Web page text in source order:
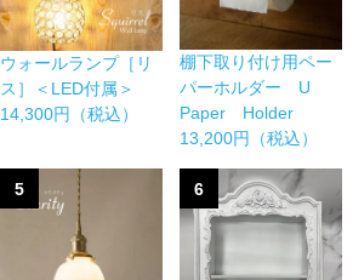
ウォールランプ［リ
ス］＜LED付属＞
14,300円（税込）
棚下取り付け用ペー
パーホルダー U
Paper Holder
13,200円（税込）
5 6